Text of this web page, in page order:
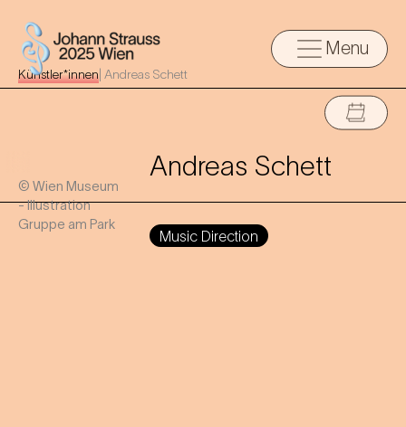
Menu
Künstler*innen Andreas Schett
© Wien Museum
- Illustration
Gruppe am Park
Andreas Schett
Music Direction